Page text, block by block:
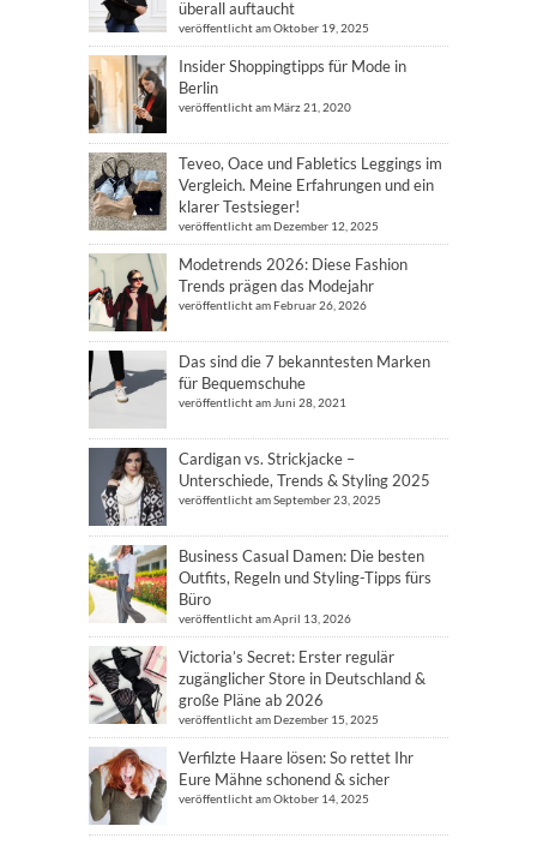
überall auftaucht
veröffentlicht am Oktober 19, 2025
Insider Shoppingtipps für Mode in
Berlin
veröffentlicht am März 21, 2020
Teveo, Oace und Fabletics Leggings im
Vergleich. Meine Erfahrungen und ein
klarer Testsieger!
veröffentlicht am Dezember 12, 2025
Modetrends 2026: Diese Fashion
Trends prägen das Modejahr
veröffentlicht am Februar 26, 2026
Das sind die 7 bekanntesten Marken
für Bequemschuhe
veröffentlicht am Juni 28, 2021
Cardigan vs. Strickjacke –
Unterschiede, Trends & Styling 2025
veröffentlicht am September 23, 2025
Business Casual Damen: Die besten
Outfits, Regeln und Styling-Tipps fürs
Büro
veröffentlicht am April 13, 2026
Victoria’s Secret: Erster regulär
zugänglicher Store in Deutschland &
große Pläne ab 2026
veröffentlicht am Dezember 15, 2025
Verfilzte Haare lösen: So rettet Ihr
Eure Mähne schonend & sicher
veröffentlicht am Oktober 14, 2025